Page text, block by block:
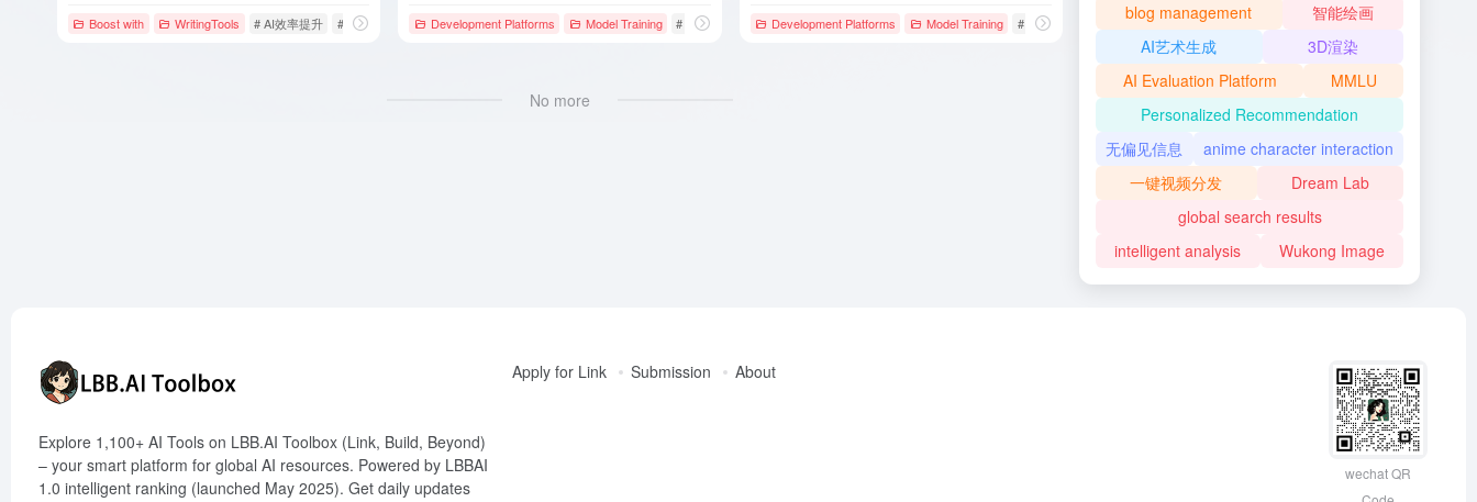
Boost with WritingTools # AI效率提升 # AI笔记应用 # NotebookLM
Development Platforms Model Training # AI模型 # AI训练模型 # Gemma
Development Platforms Model Training # AI模型 # AI训练模型 # PaLM 2
No more
blog management
智能绘画
AI艺术生成
3D渲染
AI Evaluation Platform
MMLU
Personalized Recommendation
无偏见信息
anime character interaction
一键视频分发
Dream Lab
global search results
intelligent analysis
Wukong Image
Explore 1,100+ AI Tools on LBB.AI Toolbox (Link, Build, Beyond)
– your smart platform for global AI resources. Powered by LBBAI
1.0 intelligent ranking (launched May 2025). Get daily updates
Apply for Link Submission About
wechat QR